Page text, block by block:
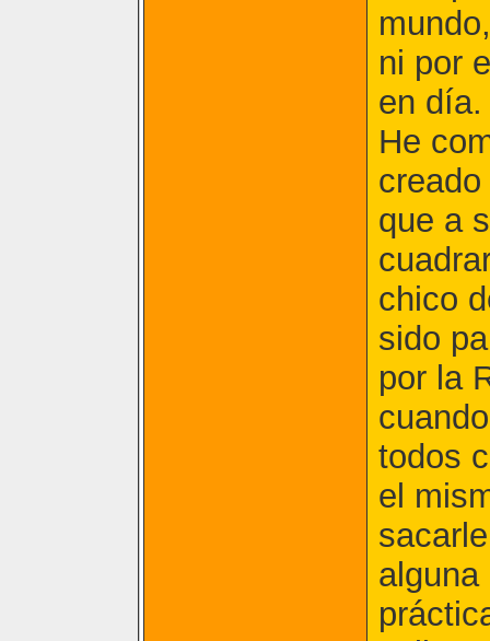
ni por
en día.
He
que a
chico
sido
por la
todos
el
alguna